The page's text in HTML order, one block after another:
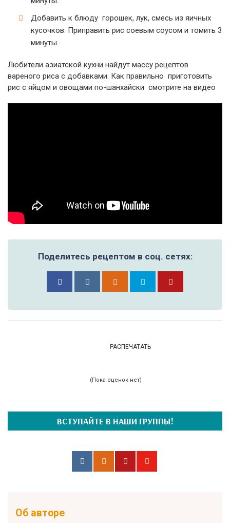
Добавить к блюду горошек, лук, смесь из яичных
кусочков. Приправить рис соевым соусом и томить 3
минуты.
Любители азиатской кухни найдут массу рецептов
вареного риса с добавками. Как правильно приготовить
рис с яйцом и овощами по-шанхайски смотрите на видео
Поделитесь рецептом в соц. сетях:
РАСПЕЧАТАТЬ
(Пока оценок нет)
ВСТУПАЙТЕ В НАШИ ГРУППЫ!
Об авторе